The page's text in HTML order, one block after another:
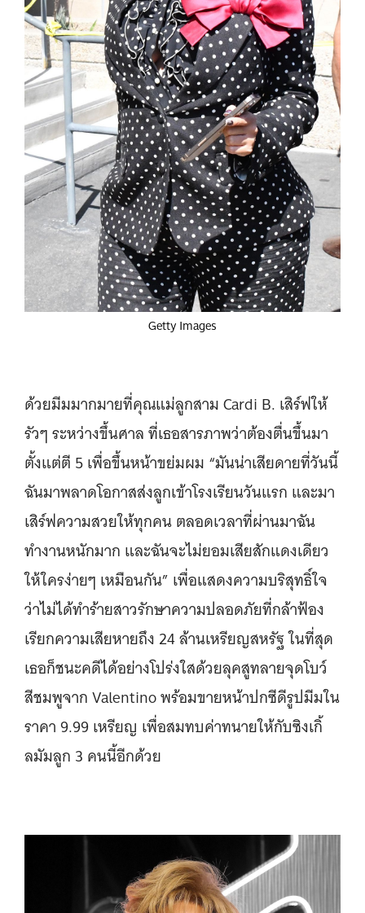
Getty Images
ด้วยมีมมากมายที่คุณแม่ลูกสาม Cardi B. เสิร์ฟให้
รัวๆ ระหว่างขึ้นศาล ที่เธอสารภาพว่าต้องตื่นขึ้นมา
ตั้งแต่ตี 5 เพื่อขึ้นหน้าขย่มผม “มันน่าเสียดายที่วันนี้
ฉันมาพลาดโอกาสส่งลูกเข้าโรงเรียนวันแรก และมา
เสิร์ฟความสวยให้ทุกคน ตลอดเวลาที่ผ่านมาฉัน
ทำงานหนักมาก และฉันจะไม่ยอมเสียสักแดงเดียว
ให้ใครง่ายๆ เหมือนกัน” เพื่อแสดงความบริสุทธิ์ใจ
ว่าไม่ได้ทำร้ายสาวรักษาความปลอดภัยที่กล้าฟ้อง
เรียกความเสียหายถึง 24 ล้านเหรียญสหรัฐ ในที่สุด
เธอก็ชนะคดีได้อย่างโปร่งใสด้วยลุคสูทลายจุดโบว์
สีชมพูจาก Valentino พร้อมขายหน้าปกซีดีรูปมีมใน
ราคา 9.99 เหรียญ เพื่อสมทบค่าทนายให้กับซิงเกิ้
ลมัมลูก 3 คนนี้อีกด้วย